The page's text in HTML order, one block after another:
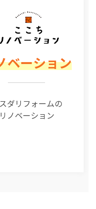
ベーション
ダリフォームの
リノベーション